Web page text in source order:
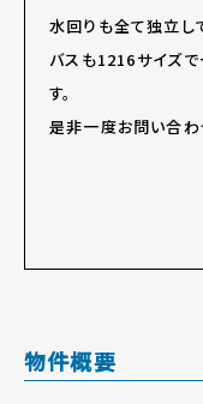
水回りも全て独立し
バスも1216サイズ
す。
是非一度お問い合わ
物件概要